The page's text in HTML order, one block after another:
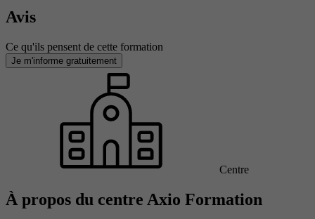
Avis
Ce qu'ils pensent de cette formation
Je m'informe gratuitement
Centre
À propos du centre Axio Formation